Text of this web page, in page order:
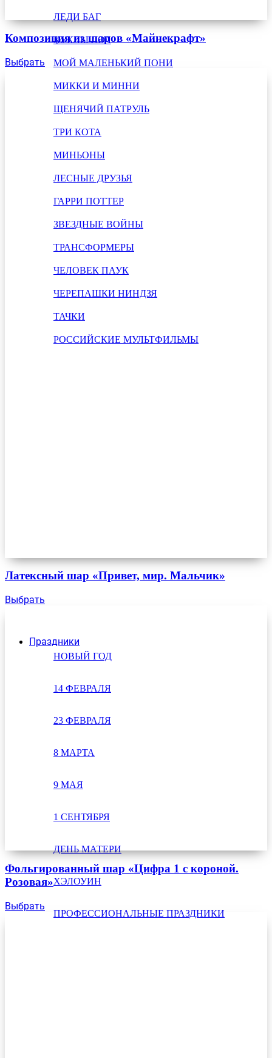
ЛЕДИ БАГ
КУКЛЫ ЛОЛ
МОЙ МАЛЕНЬКИЙ ПОНИ
МИККИ И МИННИ
ЩЕНЯЧИЙ ПАТРУЛЬ
ТРИ КОТА
МИНЬОНЫ
ЛЕСНЫЕ ДРУЗЬЯ
ГАРРИ ПОТТЕР
ЗВЕЗДНЫЕ ВОЙНЫ
ТРАНСФОРМЕРЫ
ЧЕЛОВЕК ПАУК
ЧЕРЕПАШКИ НИНДЗЯ
ТАЧКИ
РОССИЙСКИЕ МУЛЬТФИЛЬМЫ
Праздники
НОВЫЙ ГОД
14 ФЕВРАЛЯ
23 ФЕВРАЛЯ
8 МАРТА
9 МАЯ
1 СЕНТЯБРЯ
ДЕНЬ МАТЕРИ
ХЭЛОУИН
ПРОФЕССИОНАЛЬНЫЕ ПРАЗДНИКИ
Композиция из шаров «Майнекрафт»
Выбрать
Латексный шар «Привет, мир. Мальчик»
Выбрать
Фольгированный шар «Цифра 1 с короной.
Розовая»
Выбрать